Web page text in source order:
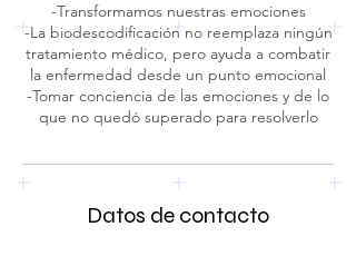
-Transformamos nuestras emociones
-La biodescodificación no reemplaza ningún
tratamiento médico, pero ayuda a combatir
la enfermedad desde un punto emocional
-Tomar conciencia de las emociones y de lo
que no quedó superado para resolverlo
Datos de contacto